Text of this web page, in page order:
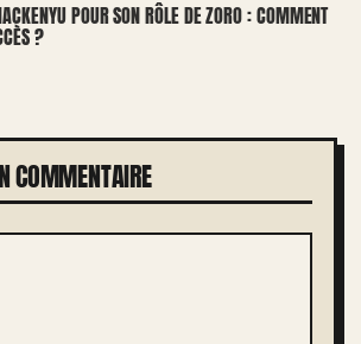
POUR SON RÔLE DE ZORO : COMMENT
?
COMMENTAIRE